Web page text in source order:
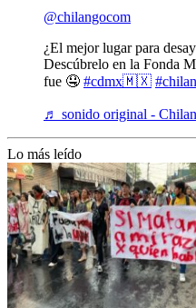
@chilangocom
¿El mejor lugar para
Descúbrelo en la Fonda
fue 🤤 #cdmx🇲🇽
♬ sonido original -
Lo más leído